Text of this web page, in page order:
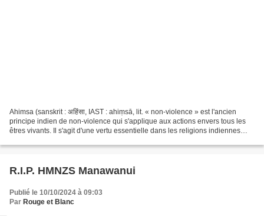
Ahimsa (sanskrit : अहिंसा, IAST : ahiṃsā, lit. « non-violence » est l'ancien
principe indien de non-violence qui s'applique aux actions envers tous les
êtres vivants. Il s'agit d'une vertu essentielle dans les religions indiennes
R.I.P. HMNZS Manawanui
Publié le 10/10/2024 à 09:03
Par Rouge et Blanc